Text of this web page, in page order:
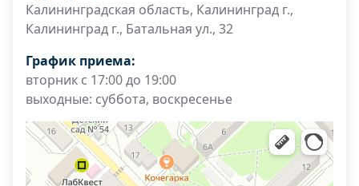
Калининградская область, Калининград г.,
Калининград г., Батальная ул., 32
График приема:
вторник с 17:00 до 19:00
выходные: суббота, воскресенье